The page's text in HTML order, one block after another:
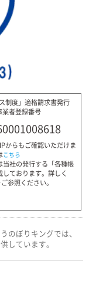
制度」適格請求書発行
業者登録番号
からもご確認いただけま
こちら
社の発行する「各種帳
ております。詳しく
参照ください。
のぼりキングでは、
しています。